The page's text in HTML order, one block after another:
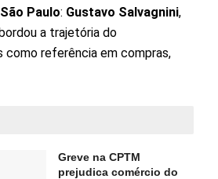
Paulo: Gustavo Salvagnini,
a trajetória do
como referência em compras,
Greve na CPTM
prejudica comércio do